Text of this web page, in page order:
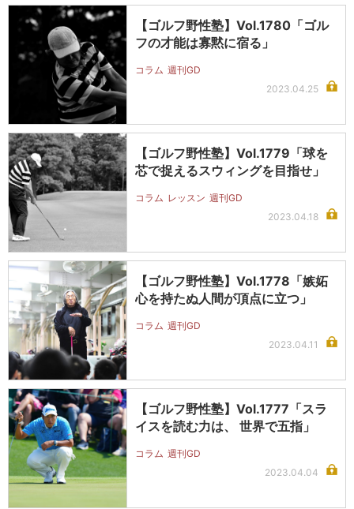
【ゴルフ野性塾】Vol.1780「ゴル
フの才能は寡黙に宿る」
コラム 週刊GD
2023.04.25
【ゴルフ野性塾】Vol.1779「球を
芯で捉えるスウィングを目指せ」
コラム レッスン 週刊GD
2023.04.18
【ゴルフ野性塾】Vol.1778「嫉妬
心を持たぬ人間が頂点に立つ」
コラム 週刊GD
2023.04.11
【ゴルフ野性塾】Vol.1777「スラ
イスを読む力は、 世界で五指」
コラム 週刊GD
2023.04.04